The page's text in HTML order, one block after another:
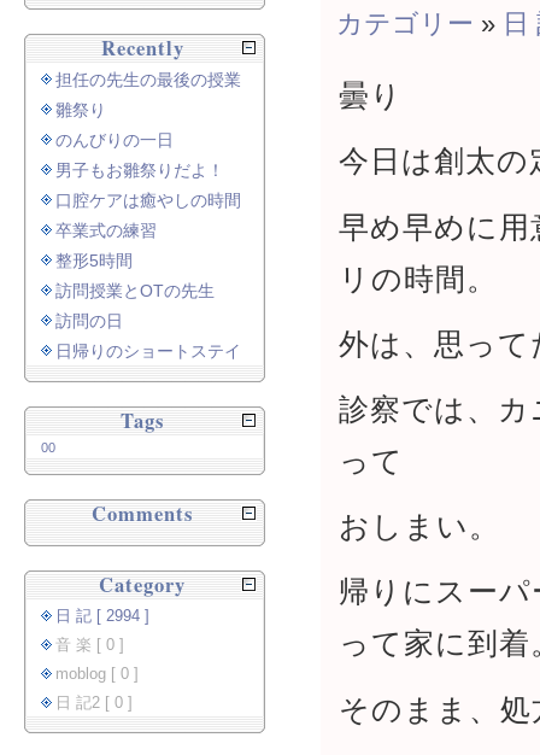
カテゴリー » 日
曇り
今日は創太の
早め早めに
リの時間。
外は、思っ
診察では、
って
おしまい。
帰りにスー
って家に到着
そのまま、
Recently
担任の先生の最後の授業
雛祭り
のんびりの一日
男子もお雛祭りだよ！
口腔ケアは癒やしの時間
卒業式の練習
整形5時間
訪問授業とOTの先生
訪問の日
日帰りのショートステイ
Tags
00
Comments
Category
日 記 [ 2994 ]
音 楽 [ 0 ]
moblog [ 0 ]
日 記2 [ 0 ]